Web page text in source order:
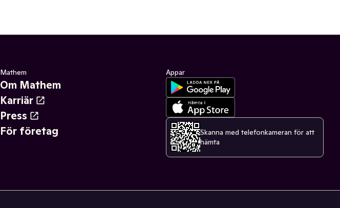
Mathem
Om Mathem
Karriär
Press
För företag
Appar
Skanna med telefonkameran för att
hämta